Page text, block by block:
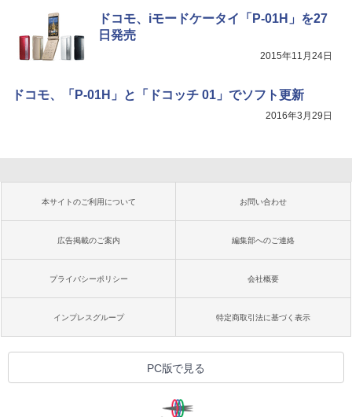
ドコモ、iモードケータイ「P-01H」を27
日発売
2015年11月24日
ドコモ、「P-01H」と「ドコッチ 01」でソフト更新
2016年3月29日
本サイトのご利用について お問い合わせ
広告掲載のご案内 編集部へのご連絡
プライバシーポリシー 会社概要
インプレスグループ 特定商取引法に基づく表示
PC版で見る